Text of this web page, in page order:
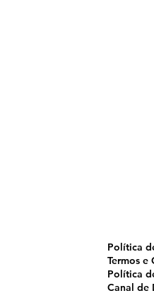
Política
Termos e
Política
Canal de